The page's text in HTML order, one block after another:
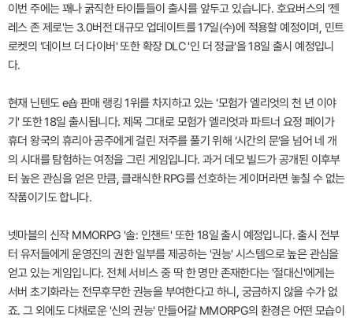
이번 주에는 꽤나 굵직한 타이틀들이 출시를 앞두고 있습니다. 호요버스의 '젠
레스 존 제로'는 3.0버전 대규모 업데이트를 17일(수)에 적용할 예정이며, 민트
로켓의 '데이브 더 다이버' 또한 확장 DLC '인 더 정글'을 18일 출시 예정입니
다.
현재 닌텐도 e숍 판매 랭킹 1위를 차지하고 있는 '모험가 엘리엇의 천 년 이야
기' 또한 18일 출시됩니다. 제목 그대로 모험가 엘리엇과 파트너 요정 페이가
휴더 왕국의 휴리아 공주에게 걸린 저주를 풀기 위해 ‘시간의 문’을 넘어 네 개
의 시대를 탐험하는 여정을 그린 게임입니다. 과거 데모 빌드가 공개된 이후부
터 높은 관심을 얻은 만큼, 클래식한 RPG를 선호하는 게이머라면 놓칠 수 없는
작품이기도 합니다.
넷마블의 신작 MMORPG '솔: 인챈트' 또한 18일 출시 예정입니다. 출시 전부
터 유저들에게 운영진의 권한 일부를 제공하는 '권능' 시스템으로 높은 관심을
얻고 있는 게임입니다. 전체 서비스 중 딱 한 명만 존재한다는 '절대신'에게는
서버 초기화라는 전무후무한 권능을 부여한다고 하니, 궁금하지 않을 수가 없
죠. 그 외에도 다채로운 '신의 권능' 만들어갈 MMORPG의 환경은 어떤 모습이